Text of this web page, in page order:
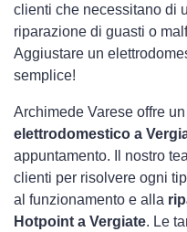
clienti che necessitano di
riparazione di guasti o
Aggiustare un
semplice!
Archimede Varese offre
elettrodomestico a
appuntamento. Il nostro
clienti per risolvere ogni
al funzionamento e alla
Hotpoint a Vergiate. Le